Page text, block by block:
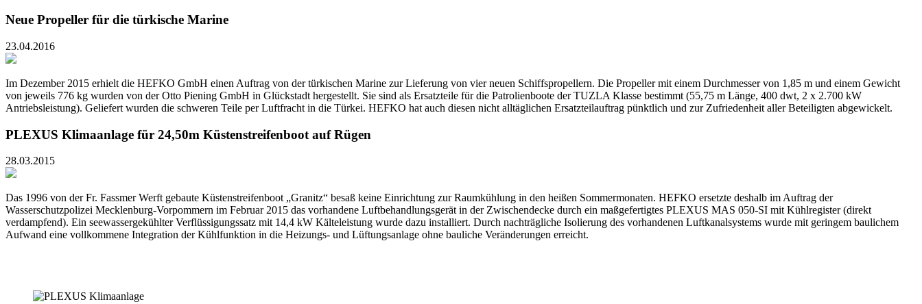
Neue Propeller für die türkische Marine
23.04.2016
Im Dezember 2015 erhielt die HEFKO GmbH einen Auftrag von der türkischen Marine zur Lieferung von vier neuen Schiffspropellern. Die Propeller mit einem Durchmesser von 1,85 m und einem Gewicht
von jeweils 776 kg wurden von der Otto Piening GmbH in Glückstadt hergestellt. Sie sind als Ersatzteile für die Patrolienboote der TUZLA Klasse bestimmt (55,75 m Länge, 400 dwt, 2 x 2.700 kW
Antriebsleistung). Geliefert wurden die schweren Teile per Luftfracht in die Türkei. HEFKO hat auch diesen nicht alltäglichen Ersatzteilauftrag pünktlich und zur Zufriedenheit aller Beteiligten abgewickelt.
PLEXUS Klimaanlage für 24,50m Küstenstreifenboot auf Rügen
28.03.2015
Das 1996 von der Fr. Fassmer Werft gebaute Küstenstreifenboot „Granitz“ besaß keine Einrichtung zur Raumkühlung in den heißen Sommermonaten. HEFKO ersetzte deshalb im Auftrag der
Wasserschutzpolizei Mecklenburg-Vorpommern im Februar 2015 das vorhandene Luftbehandlungsgerät in der Zwischendecke durch ein maßgefertigtes PLEXUS MAS 050-SI mit Kühlregister (direkt
verdampfend). Ein seewassergekühlter Verflüssigungssatz mit 14,4 kW Kälteleistung wurde dazu installiert. Durch nachträgliche Isolierung des vorhandenen Luftkanalsystems wurde mit geringem baulichem
Aufwand eine vollkommene Integration der Kühlfunktion in die Heizungs- und Lüftungsanlage ohne bauliche Veränderungen erreicht.